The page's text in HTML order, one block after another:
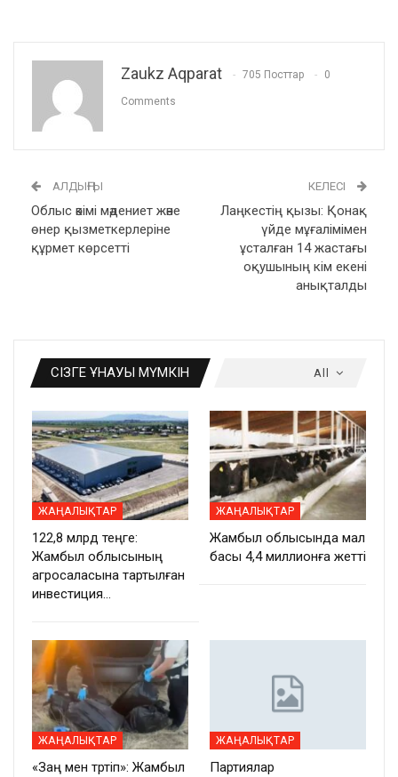
Zaukz Aqparat 705 Посттар 0
Comments
АЛДЫҢҒЫ
Облыс әкімі мәдениет және
өнер қызметкерлеріне
құрмет көрсетті
КЕЛЕСІ
Лаңкестің қызы: Қонақ
үйде мұғалімімен
ұсталған 14 жастағы
оқушының кім екені
анықталды
All
СІЗГЕ ҰНАУЫ МҮМКІН
ЖАҢАЛЫҚТАР
122,8 млрд теңге:
Жамбыл облысының
агросаласына тартылған
инвестиция…
ЖАҢАЛЫҚТАР
Жамбыл облысында мал
басы 4,4 миллионға жетті
ЖАҢАЛЫҚТАР
«Заң мен тәртіп»: Жамбыл
ЖАҢАЛЫҚТАР
Партиялар